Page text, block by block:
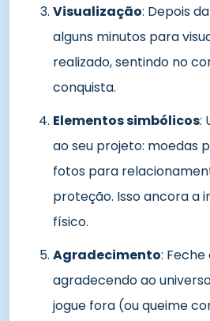
Visualização: Depois
alguns minutos para
realizado, sentindo no
conquista.
Elementos simbólicos:
ao seu projeto: moedas
fotos para
proteção. Isso ancora a
físico.
Agradecimento:
agradecendo ao
jogue fora (ou queime